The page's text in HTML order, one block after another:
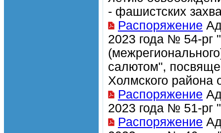
- фашистских
Распоряжение
2023 года № 54-рг
салютом",
Холмского района
Распоряжение
2023 года № 51-рг
Распоряжение